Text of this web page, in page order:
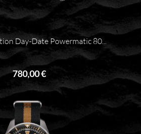
Day-Date Powermatic 80...
780,00 €